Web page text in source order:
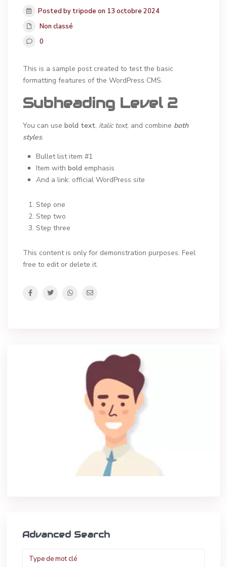
Posted by tripode on 13 octobre 2024
Non classé
0
This is a sample post created to test the basic
formatting features of the WordPress CMS.
Subheading Level 2
You can use bold text, italic text, and combine both
styles.
Bullet list item #1
Item with bold emphasis
And a link: official WordPress site
Step one
Step two
Step three
This content is only for demonstration purposes. Feel
free to edit or delete it.
Advanced Search